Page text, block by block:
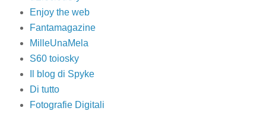
Enjoy the web
Fantamagazine
MilleUnaMela
S60 toiosky
Il blog di Spyke
Di tutto
Fotografie Digitali